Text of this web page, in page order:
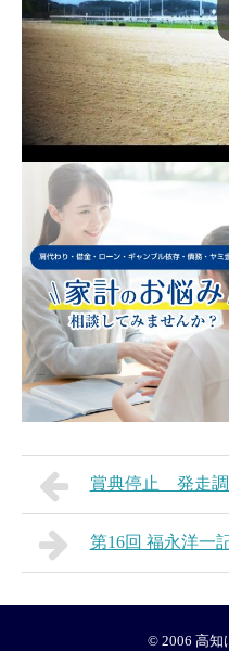
賞典停止 発走調
第16回 福永洋一
© 2006 高知